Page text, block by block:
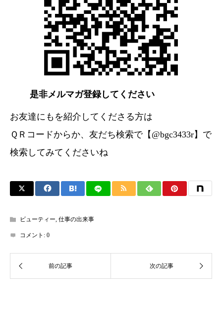
是非メルマガ登録してください
お友達にもを紹介してくださる方は
ＱＲコードからか、友だち検索で【@bgc3433r】で
検索してみてくださいね
ビューティー, 仕事の出来事
コメント: 0